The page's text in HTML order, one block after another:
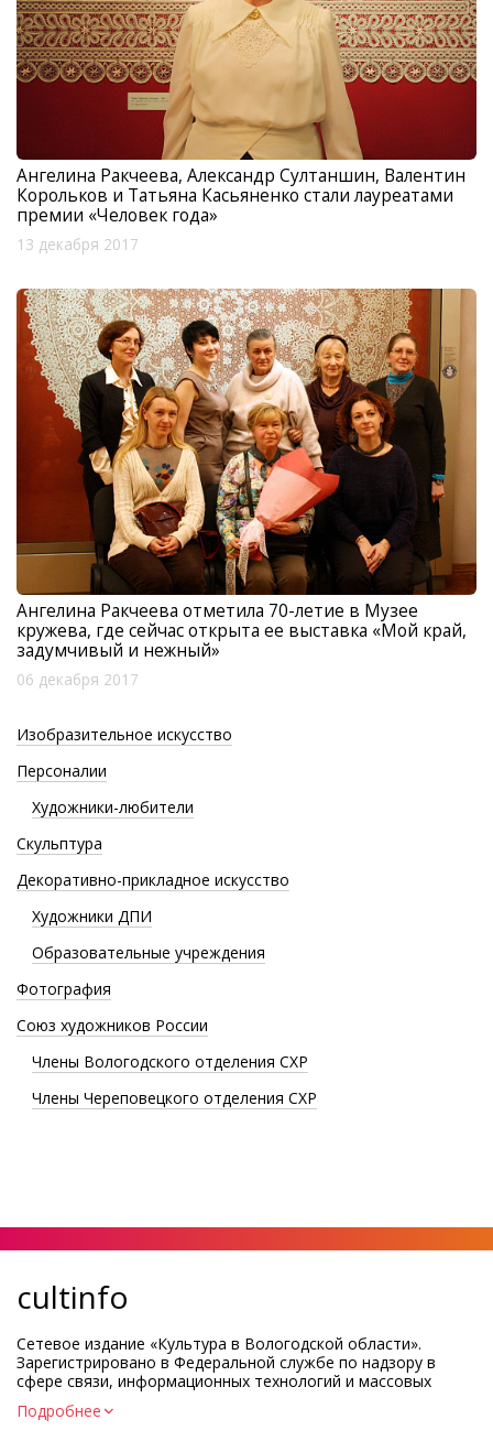
Ангелина Ракчеева, Александр Султаншин, Валентин
Корольков и Татьяна Касьяненко стали лауреатами
премии «Человек года»
13 декабря 2017
Ангелина Ракчеева отметила 70-летие в Музее
кружева, где сейчас открыта ее выставка «Мой край,
задумчивый и нежный»
06 декабря 2017
Изобразительное искусство
Персоналии
Художники-любители
Скульптура
Декоративно-прикладное искусство
Художники ДПИ
Образовательные учреждения
Фотография
Союз художников России
Члены Вологодского отделения СХР
Члены Череповецкого отделения СХР
cultinfo
Сетевое издание «Культура в Вологодской области».
Зарегистрировано в Федеральной службе по надзору в
сфере связи, информационных технологий и массовых
коммуникаций.
Регистрационный номер и дата принятия решения о
Подробнее